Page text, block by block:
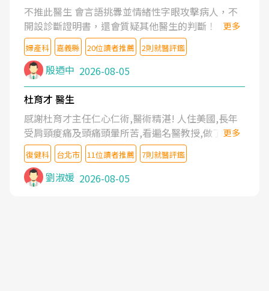
不推此醫生 會言語挑釁並情緒性字眼攻擊病人，不
開設診斷證明書，還會質疑其他醫生的判斷！
更多
婦產科 嘉義縣 20位讀者推薦 2則就醫評鑑
殷迺中 2026-08-05
杜育才 醫生
感謝杜育才主任仁心仁術,醫術精湛! 人住美國,長年
受肩頸痠痛及頭痛頭暈所苦,看遍名醫教授,做了各種
檢查,也嘗試過西醫打針,中醫針灸及物理徒手治療都
沒有用,後來連吃到嗎啡類止痛藥都效果有限,只是壓
症狀,沒多久就痛起來,多年失眠嚴重影響生活品質.
台灣親友介紹忠孝醫院杜育才主任是頸頭症候群專
更多
復健科 台北市 11位讀者推薦 7則就醫評鑑
劉淑媛 2026-08-05